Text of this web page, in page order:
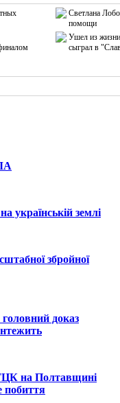
Светлана
помощи
Ушел из жизни
сыграл в
українській землі
збройної
доказ
на Полтавщині
побиття